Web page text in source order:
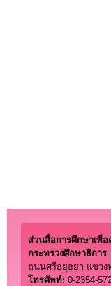
ส่วนสื่อการศึกษาเพื่อ
กระทรวงศึกษาธิการ
ถนนศรีอยุธยา แขวง
โทรศัพท์: 0-2354-